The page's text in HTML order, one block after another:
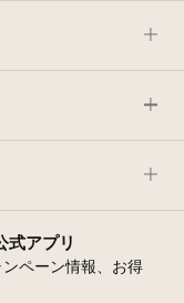
式アプリ
ペーン情報、お得